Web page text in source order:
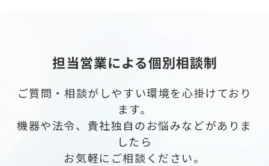
担当営業による個別相談制
ご質問・相談がしやすい環境を心掛けており
ます。
機器や法令、貴社独自のお悩みなどがありま
したら
お気軽にご相談ください。